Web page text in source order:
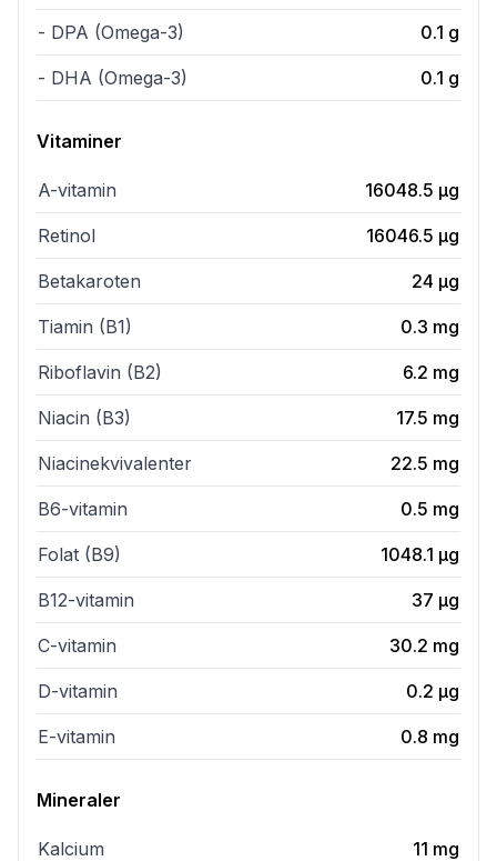
- DPA (Omega-3) 0.1 g
- DHA (Omega-3) 0.1 g
Vitaminer
A-vitamin 16048.5 µg
Retinol 16046.5 µg
Betakaroten 24 µg
Tiamin (B1) 0.3 mg
Riboflavin (B2) 6.2 mg
Niacin (B3) 17.5 mg
Niacinekvivalenter 22.5 mg
B6-vitamin 0.5 mg
Folat (B9) 1048.1 µg
B12-vitamin 37 µg
C-vitamin 30.2 mg
D-vitamin 0.2 µg
E-vitamin 0.8 mg
Mineraler
Kalcium 11 mg